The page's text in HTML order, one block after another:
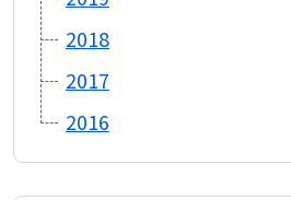
2018
2017
2016